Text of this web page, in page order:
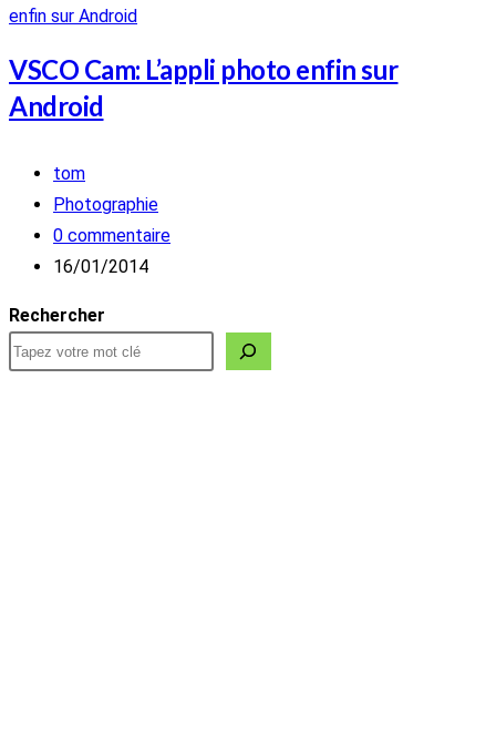
VSCO Cam: L’appli photo enfin sur
Android
Auteur/autrice
de
la
publication :
tom
Post
category:
Photographie
Commentaires
de
publication :
0 commentaire
Publication
16/01/2014
Rechercher